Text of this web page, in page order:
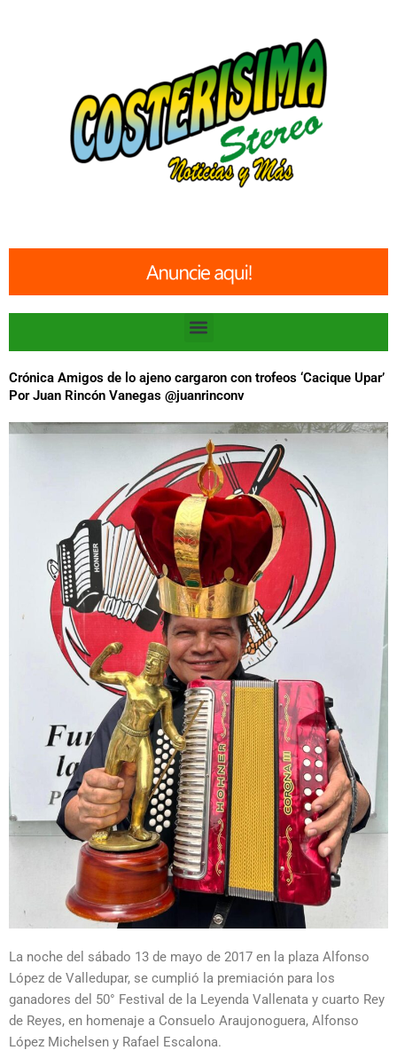
Menu
Crónica Amigos de lo ajeno cargaron con trofeos ‘Cacique Upar’
Por Juan Rincón Vanegas @juanrinconv
La noche del sábado 13 de mayo de 2017 en la plaza Alfonso
López de Valledupar, se cumplió la premiación para los
ganadores del 50° Festival de la Leyenda Vallenata y cuarto Rey
de Reyes, en homenaje a Consuelo Araujonoguera, Alfonso
López Michelsen y Rafael Escalona.